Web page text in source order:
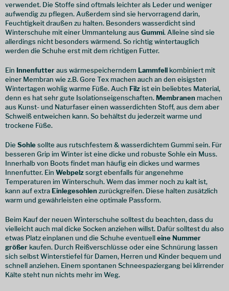
verwendet. Die Stoffe sind oftmals leichter als Leder und weniger
aufwendig zu pflegen. Außerdem sind sie hervorragend darin,
Feuchtigkeit draußen zu halten. Besonders wasserdicht sind
Winterschuhe mit einer Ummantelung aus Gummi. Alleine sind sie
allerdings nicht besonders wärmend. So richtig wintertauglich
werden die Schuhe erst mit dem richtigen Futter.
Ein Innenfutteraus wärmespeicherndem Lammfell kombiniert mit
einer Membran wie z.B. Gore Tex machen auch an den eisigsten
Wintertagen wohlig warme Füße. Auch Filz ist ein beliebtes Material,
denn es hat sehr gute Isolationseigenschaften. Membranen machen
aus Kunst- und Naturfaser einen wasserdichten Stoff, aus dem aber
Schweiß entweichen kann. So behältst du jederzeit warme und
trockene Füße.
Die Sohlesollte aus rutschfestem & wasserdichtem Gummi sein. Für
besseren Grip im Winter ist eine dicke und robuste Sohle ein Muss.
Innerhalb von Boots findet man häufig ein dickes und warmes
Innenfutter. Ein Webpelzsorgt ebenfalls für angenehme
Temperaturen im Winterschuh. Wem das immer noch zu kalt ist,
kann auf extra Einlegesohlen zurückgreifen. Diese halten zusätzlich
warm und gewährleisten eine optimale Passform.
Beim Kauf der neuen Winterschuhe solltest du beachten, dass du
vielleicht auch mal dicke Socken anziehen willst. Dafür solltest du also
etwas Platz einplanen und die Schuhe eventuelleine Nummer
größer kaufen. Durch Reißverschlüsse oder eine Schnürung lassen
sich selbst Winterstiefel für Damen, Herren und Kinder bequem und
schnell anziehen. Einem spontanen Schneespaziergang bei klirrender
Kälte steht nun nichts mehr im Weg.